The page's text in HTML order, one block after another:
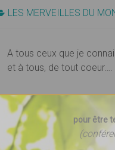
LES MERVEILLES DU
A tous ceux que je
et à tous, de tout coeur….
pour être